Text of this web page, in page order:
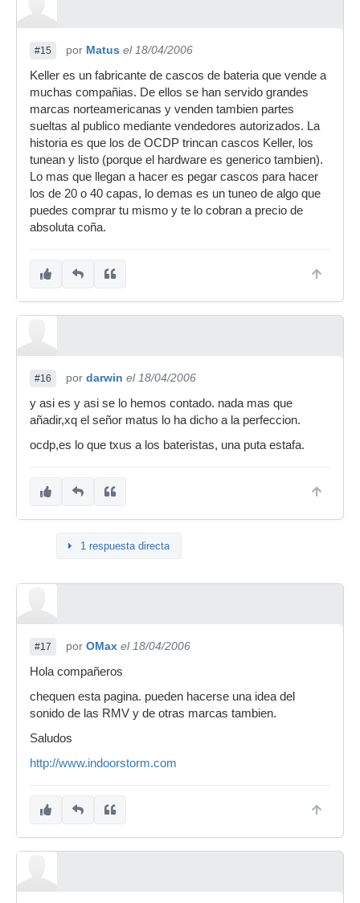
#15 por Matus el 18/04/2006
Keller es un fabricante de cascos de bateria que vende a
muchas compañias. De ellos se han servido grandes
marcas norteamericanas y venden tambien partes
sueltas al publico mediante vendedores autorizados. La
historia es que los de OCDP trincan cascos Keller, los
tunean y listo (porque el hardware es generico tambien).
Lo mas que llegan a hacer es pegar cascos para hacer
los de 20 o 40 capas, lo demas es un tuneo de algo que
puedes comprar tu mismo y te lo cobran a precio de
absoluta coña.
#16 por darwin el 18/04/2006
y asi es y asi se lo hemos contado. nada mas que
añadir,xq el señor matus lo ha dicho a la perfeccion.
ocdp,es lo que txus a los bateristas, una puta estafa.
1 respuesta directa
#17 por OMax el 18/04/2006
Hola compañeros
chequen esta pagina. pueden hacerse una idea del
sonido de las RMV y de otras marcas tambien.
Saludos
http://www.indoorstorm.com